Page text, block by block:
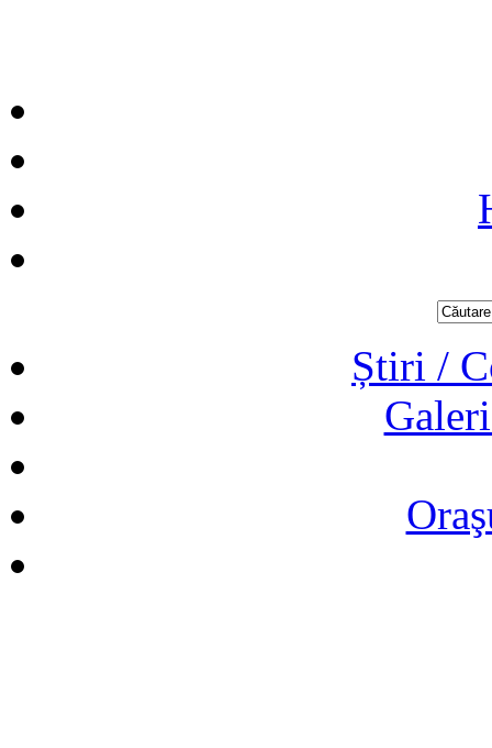
Știri /